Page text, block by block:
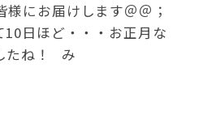
にお届けします＠＠；
10日ほど・・・お正月な
たね！ み